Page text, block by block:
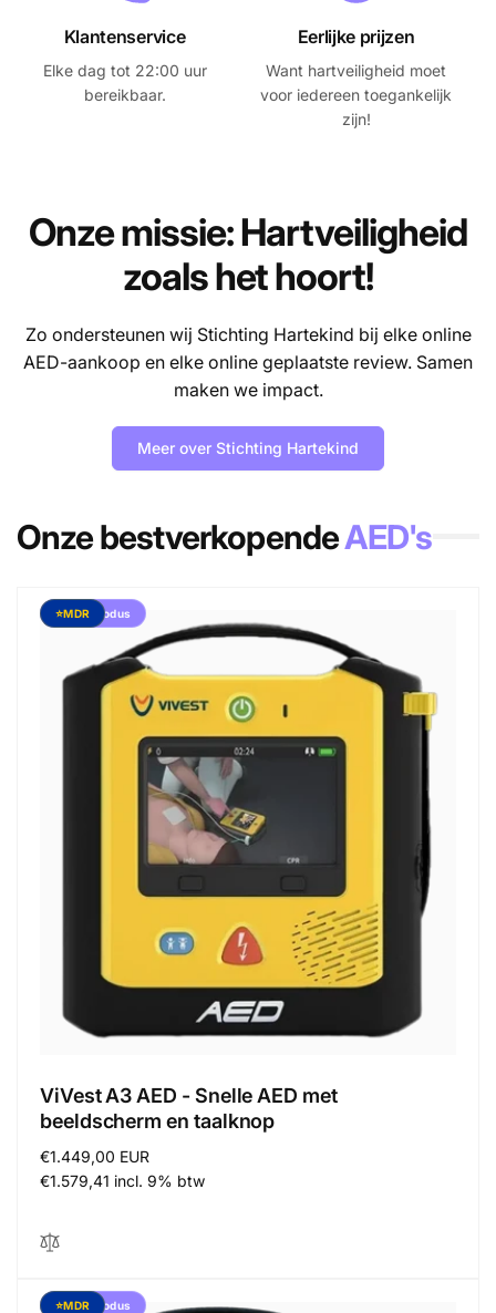
Klantenservice
Elke dag tot 22:00 uur
bereikbaar.
Eerlijke prijzen
Want hartveiligheid moet
voor iedereen toegankelijk
zijn!
Onze missie: Hartveiligheid
zoals het hoort!
Zo ondersteunen wij Stichting Hartekind bij elke online
AED-aankoop en elke online geplaatste review. Samen
maken we impact.
Meer over Stichting Hartekind
Onze bestverkopendeAED's
Kindermodus
⭐MDR
ViVest A3 AED - Snelle AED met
beeldscherm en taalknop
Normale
prijs
€1.449,00 EUR
€1.579,41 incl. 9% btw
Kindermodus
⭐MDR